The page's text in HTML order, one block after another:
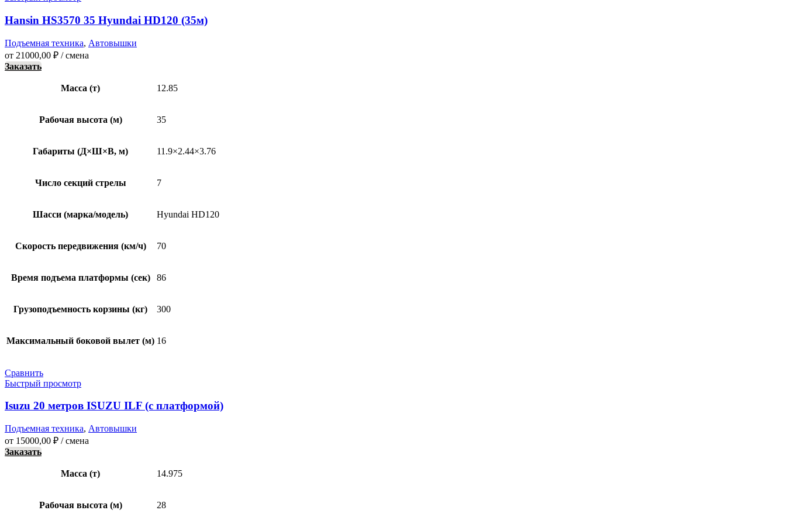
Hansin HS3570 35 Hyundai HD120 (35м)
Подъемная техника, Автовышки
от 21000,00 ₽ / смена
Заказать
Масса (т) 12.85
Рабочая высота (м) 35
Габариты (Д×Ш×В, м) 11.9×2.44×3.76
Число секций стрелы 7
Шасси (марка/модель) Hyundai HD120
Скорость передвижения (км/ч) 70
Время подъема платформы (сек) 86
Грузоподъемность корзины (кг) 300
Максимальный боковой вылет (м) 16
Сравнить
Быстрый просмотр
Isuzu 20 метров ISUZU ILF (с платформой)
Подъемная техника, Автовышки
от 15000,00 ₽ / смена
Заказать
Масса (т) 14.975
Рабочая высота (м) 28